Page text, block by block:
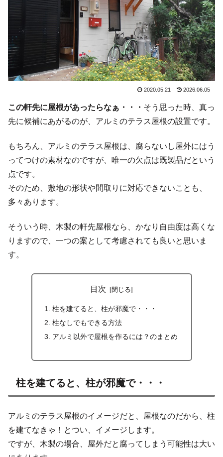
2020.05.21 2026.06.05
この軒先に屋根があったらなぁ・・・ そう思った時、真っ
先に候補にあがるのが、アルミのテラス屋根の設置です。
もちろん、アルミのテラス屋根は、腐らないし屋外にはう
ってつけの素材なのですが、唯一の欠点は既製品だという
点です。
そのため、敷地の形状や間取りに対応できないことも、
多々あります。
そういう時、木製の軒先屋根なら、かなり自由度は高くな
りますので、一つの案として考慮されても良いと思いま
す。
目次
柱を建てると、柱が邪魔で・・・
柱なしでもできる方法
アルミ以外で屋根を作るには？のまとめ
柱を建てると、柱が邪魔で・・・
アルミのテラス屋根のイメージだと、屋根なのだから、柱
を建てなきゃ！とつい、イメージします。
ですが、木製の場合、屋外だと腐ってしまう可能性は大い